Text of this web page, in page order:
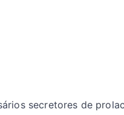
secretores de